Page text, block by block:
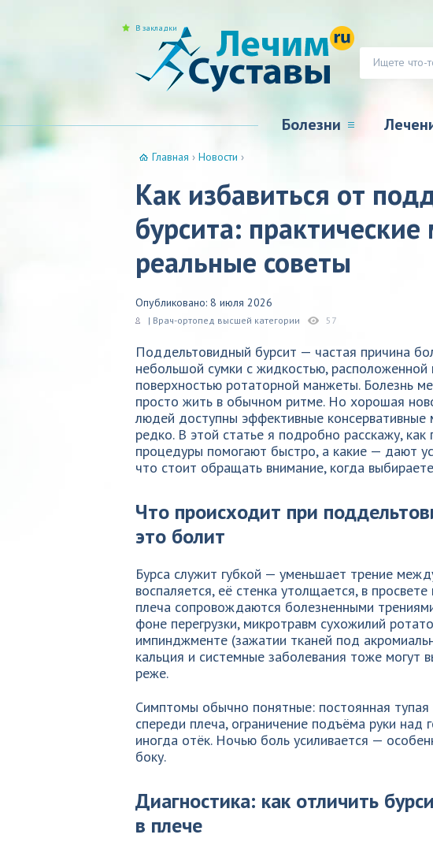
Болезни
В закладки
Главная › Новости ›
Как избавиться от
бурсита:
реальные советы
Опубликовано: 8 июля 2026
| Врач-ортопед высшей категории 57
Поддельтовидный бурсит — частая причина
небольшой сумки с жидкостью,
поверхностью ротаторной манжеты. Болезнь
просто жить в обычном ритме. Но хорошая
людей доступны эффективные консервативные
редко. В этой статье я подробно расскажу, как
процедуры помогают быстро, а какие — дают
что стоит обращать внимание, когда
Что происходит при
это болит
Бурса служит губкой — уменьшает трение
воспаляется, её стенка утолщается, в
плеча сопровождаются болезненными
фоне перегрузки, микротравм сухожилий
импинджменте (зажатии тканей под
кальция и системные заболевания тоже могут
реже.
Симптомы обычно понятные: постоянная
спереди плеча, ограничение подъёма руки над
иногда отёк. Ночью боль усиливается —
боку.
Диагностика: как отличить
в плече